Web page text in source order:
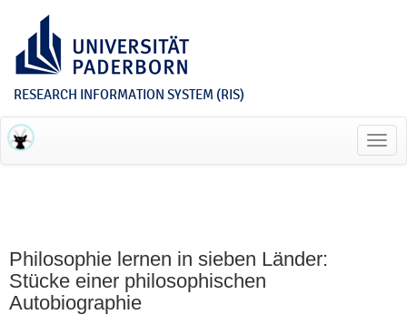
RESEARCH INFORMATION SYSTEM (RIS)
Philosophie lernen in sieben Länder:
Stücke einer philosophischen
Autobiographie